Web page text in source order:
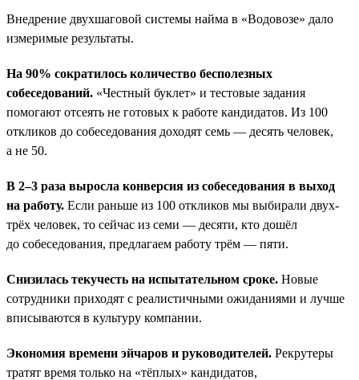
Внедрение двухшаговой системы найма в «Водовозе» дало
измеримые результаты.
На 90% сократилось количество бесполезных
собеседований. «Честный буклет» и тестовые задания
помогают отсеять не готовых к работе кандидатов. Из 100
откликов до собеседования доходят семь — десять человек,
а не 50.
В 2–3 раза выросла конверсия из собеседования в выход
на работу. Если раньше из 100 откликов мы выбирали двух-
трёх человек, то сейчас из семи — десяти, кто дошёл
до собеседования, предлагаем работу трём — пяти.
Снизилась текучесть на испытательном сроке. Новые
сотрудники приходят с реалистичными ожиданиями и лучше
вписываются в культуру компании.
Экономия времени эйчаров и руководителей. Рекрутеры
тратят время только на «тёплых» кандидатов,